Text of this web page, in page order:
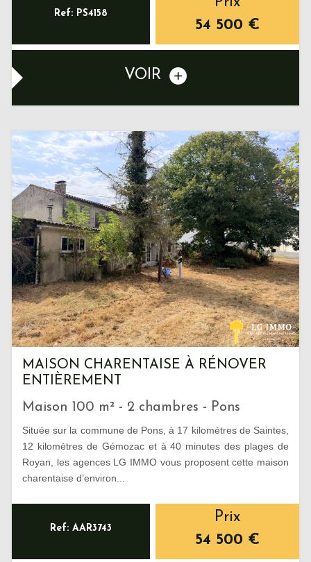
Ref: PS4158
54 500 €
VOIR
MAISON CHARENTAISE À RÉNOVER
ENTIÈREMENT
Maison 100 m² - 2 chambres - Pons
Située sur la commune de Pons, à 17 kilomètres de Saintes,
12 kilomètres de Gémozac et à 40 minutes des plages de
Royan, les agences LG IMMO vous proposent cette maison
charentaise d’environ...
Ref: AAR3743
Prix
54 500 €